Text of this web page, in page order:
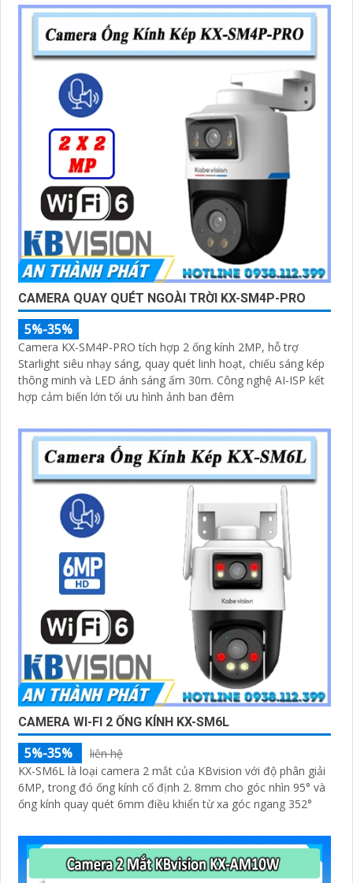
CAMERA QUAY QUÉT NGOÀI TRỜI KX-SM4P-PRO
5%-35%
Camera KX-SM4P-PRO tích hợp 2 ống kính 2MP, hỗ trợ
Starlight siêu nhạy sáng, quay quét linh hoạt, chiếu sáng kép
thông minh và LED ánh sáng ấm 30m. Công nghệ AI-ISP kết
hợp cảm biến lớn tối ưu hình ảnh ban đêm
CAMERA WI-FI 2 ỐNG KÍNH KX-SM6L
5%-35%
liên hệ
KX-SM6L là loại camera 2 mắt của KBvision với độ phân giải
6MP, trong đó ống kính cố định 2. 8mm cho góc nhìn 95° và
ống kính quay quét 6mm điều khiển từ xa góc ngang 352°